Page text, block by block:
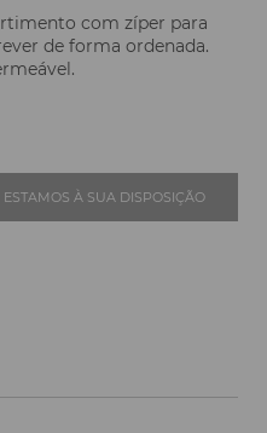
com zíper para
de forma ordenada.
ESTAMOS À SUA DISPOSIÇÃO